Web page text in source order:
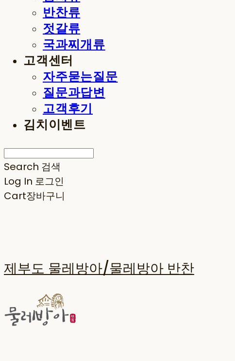
반찬류
젓갈류
국과찌개류
고객센터
자주묻는질문
질문과답변
고객후기
김치이벤트
Search 검색
Log In 로그인
Cart장바구니
제부도 물레방아/물레방아 반찬